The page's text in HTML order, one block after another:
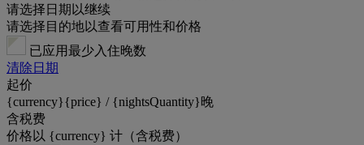
请选择日期以继续
请选择目的地以查看可用性和价格
已应用最少入住晚数
清除日期
起价
{currency}{price} / {nightsQuantity}晚
含税费
价格以 {currency} 计（含税费）